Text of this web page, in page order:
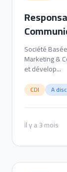
Société
Marketing &
et dévelop...
CDI A
il y a 3 mois